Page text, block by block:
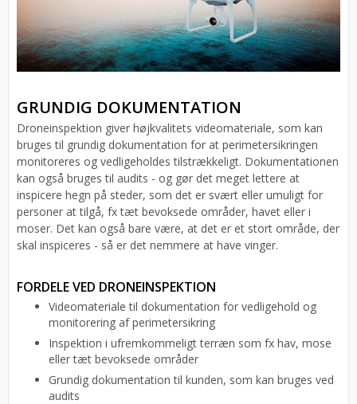
GRUNDIG DOKUMENTATION
Droneinspektion giver højkvalitets videomateriale, som kan
bruges til grundig dokumentation for at perimetersikringen
monitoreres og vedligeholdes tilstrækkeligt. Dokumentationen
kan også bruges til audits - og gør det meget lettere at
inspicere hegn på steder, som det er svært eller umuligt for
personer at tilgå, fx tæt bevoksede områder, havet eller i
moser. Det kan også bare være, at det er et stort område, der
skal inspiceres - så er det nemmere at have vinger.
FORDELE VED DRONEINSPEKTION
Videomateriale til dokumentation for vedligehold og
monitorering af perimetersikring
Inspektion i ufremkommeligt terræn som fx hav, mose
eller tæt bevoksede områder
Grundig dokumentation til kunden, som kan bruges ved
audits